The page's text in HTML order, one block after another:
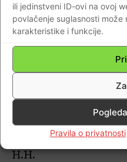
ili jedinstveni ID-ovi na ovoj
povlačenje suglasnosti
karakteristike i funkcije.
Pravila o privatnosti
“Zakon o kulturnom
cijela dubrovačka
svojata kao srpska,
Držić i Gundulić
srpskoj i hrvatskoj
nikakvu poveznicu i
jedna u nizu srpskih
čemu je Braniteljski
H.H.